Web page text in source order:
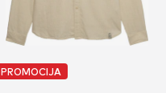
PROMOCIJA